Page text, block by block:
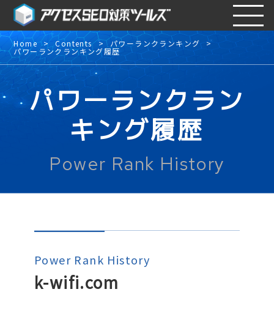
Home Contents パワーランクランキング
パワーランクランキング履歴
パワーランクラン
キング履歴
Power Rank History
Power Rank History
k-wifi.com